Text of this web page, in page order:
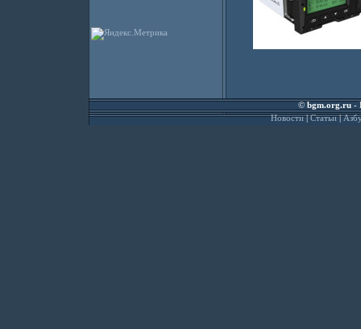
©bgm.org.ru-
Новости|Статьи|